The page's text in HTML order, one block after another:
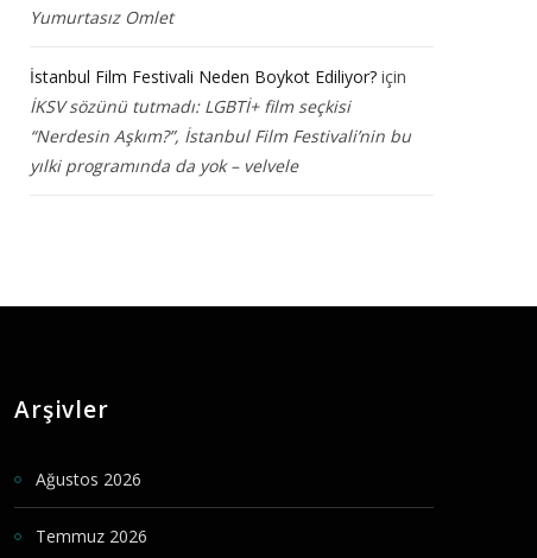
Yumurtasız Omlet
İstanbul Film Festivali Neden Boykot Ediliyor? için
İKSV sözünü tutmadı: LGBTİ+ film seçkisi
“Nerdesin Aşkım?”, İstanbul Film Festivali’nin bu
yılki programında da yok – velvele
Arşivler
Ağustos 2026
Temmuz 2026